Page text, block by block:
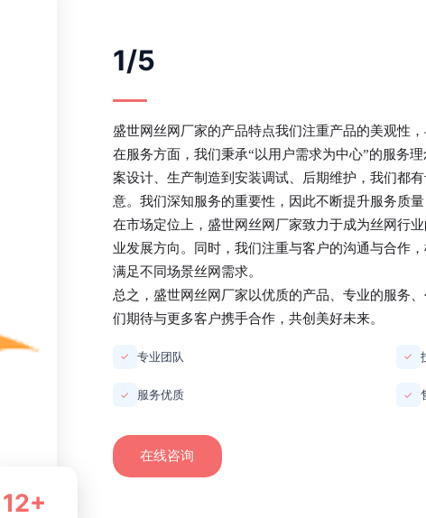
12+
1/5
盛世网丝网厂家的产品特点我们注重产品的美观性
在服务方面，我们秉承“以用户需求为中心”的服务
案设计、生产制造到安装调试、后期维护，我们都
意。我们深知服务的重要性，因此不断提升服务质
在市场定位上， 盛世网丝网厂家致力于成为丝网行
业发展方向。同时，我们注重与客户的沟通与合作
满足不同场景丝网需求。
总之， 盛世网丝网厂家以优质的产品、专业的服务
们期待与更多客户携手合作，共创美好未来。
✓ 专业团队 ✓
✓ 服务优质 ✓
在线咨询